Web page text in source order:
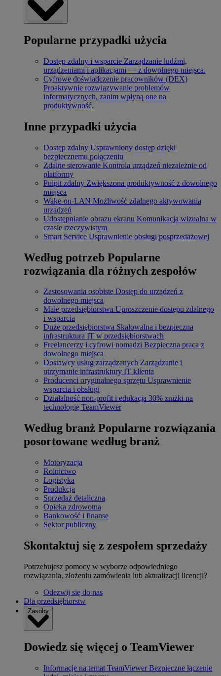
Popularne przypadki użycia
Dostęp zdalny i wsparcie Zarządzanie ludźmi,
urządzeniami i aplikacjami — z dowolnego miejsca.
Cyfrowe doświadczenie pracowników (DEX)
Proaktywnie rozwiązywanie problemów
informatycznych, zanim wpłyną one na
produktywność.
Inne przypadki użycia
Dostęp zdalny Usprawniony dostęp dzięki
bezpiecznemu połączeniu
Zdalne sterowanie Kontrola urządzeń niezależnie od
platformy
Pulpit zdalny Zwiększona produktywność z dowolnego
miejsca
Wake-on-LAN Możliwość zdalnego aktywowania
urządzeń
Udostępnianie obrazu ekranu Komunikacja wizualna w
czasie rzeczywistym
Smart Service Usprawnienie obsługi posprzedażowej
Według potrzeb Popularne
rozwiązania dla różnych zespołów
Zastosowania osobiste Dostęp do urządzeń z
dowolnego miejsca
Małe przedsiębiorstwa Uproszczenie dostępu zdalnego
i wsparcia
Duże przedsiębiorstwa Skalowalna i bezpieczna
infrastruktura IT w przedsiębiorstwach
Freelancerzy i cyfrowi nomadzi Bezpieczna praca z
dowolnego miejsca
Dostawcy usług zarządzanych Zarządzanie i
utrzymanie infrastruktury IT klienta
Producenci oryginalnego sprzętu Usprawnienie
wsparcia i obsługi
Działalność non-profit i edukacja 30% zniżki na
technologię TeamViewer
Według branż Popularne rozwiązania
posortowane według branż
Motoryzacja
Rolnictwo
Logistyka
Produkcja
Sprzedaż detaliczna
Opieka zdrowotna
Bankowość i finanse
Sektor publiczny
Skontaktuj się z zespołem sprzedaży
Potrzebujesz pomocy w wyborze odpowiedniego
rozwiązania, złożeniu zamówienia lub aktualizacji licencji?
Odezwij się do nas
Dla przedsiębiorstw
Zasoby
Dowiedz się więcej o TeamViewer
Informacje na temat TeamViewer Bezpieczne łączenie